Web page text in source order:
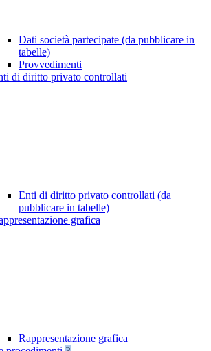
Dati società partecipate (da pubblicare in
tabelle)
Provvedimenti
di diritto privato controllati
Enti di diritto privato controllati (da
pubblicare in tabelle)
grafica
Rappresentazione grafica